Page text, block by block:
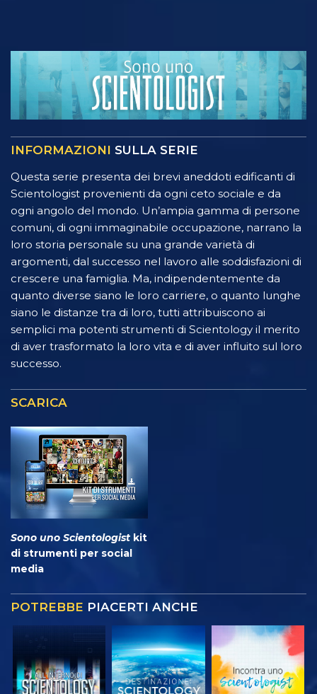
INFORMAZIONI SULLA SERIE
Questa serie presenta dei brevi aneddoti edificanti di
Scientologist provenienti da ogni ceto sociale e da
ogni angolo del mondo. Un’ampia gamma di persone
comuni, di ogni immaginabile occupazione, narrano la
loro storia personale su una grande varietà di
argomenti, dal successo nel lavoro alle soddisfazioni di
crescere una famiglia. Ma, indipendentemente da
quanto diverse siano le loro carriere, o quanto lunghe
siano le distanze tra di loro, tutti attribuiscono ai
semplici ma potenti strumenti di Scientology il merito
di aver trasformato la loro vita e di aver influito sul loro
successo.
SCARICA
Sono uno Scientologist kit
di strumenti per social
media
POTREBBE PIACERTI ANCHE